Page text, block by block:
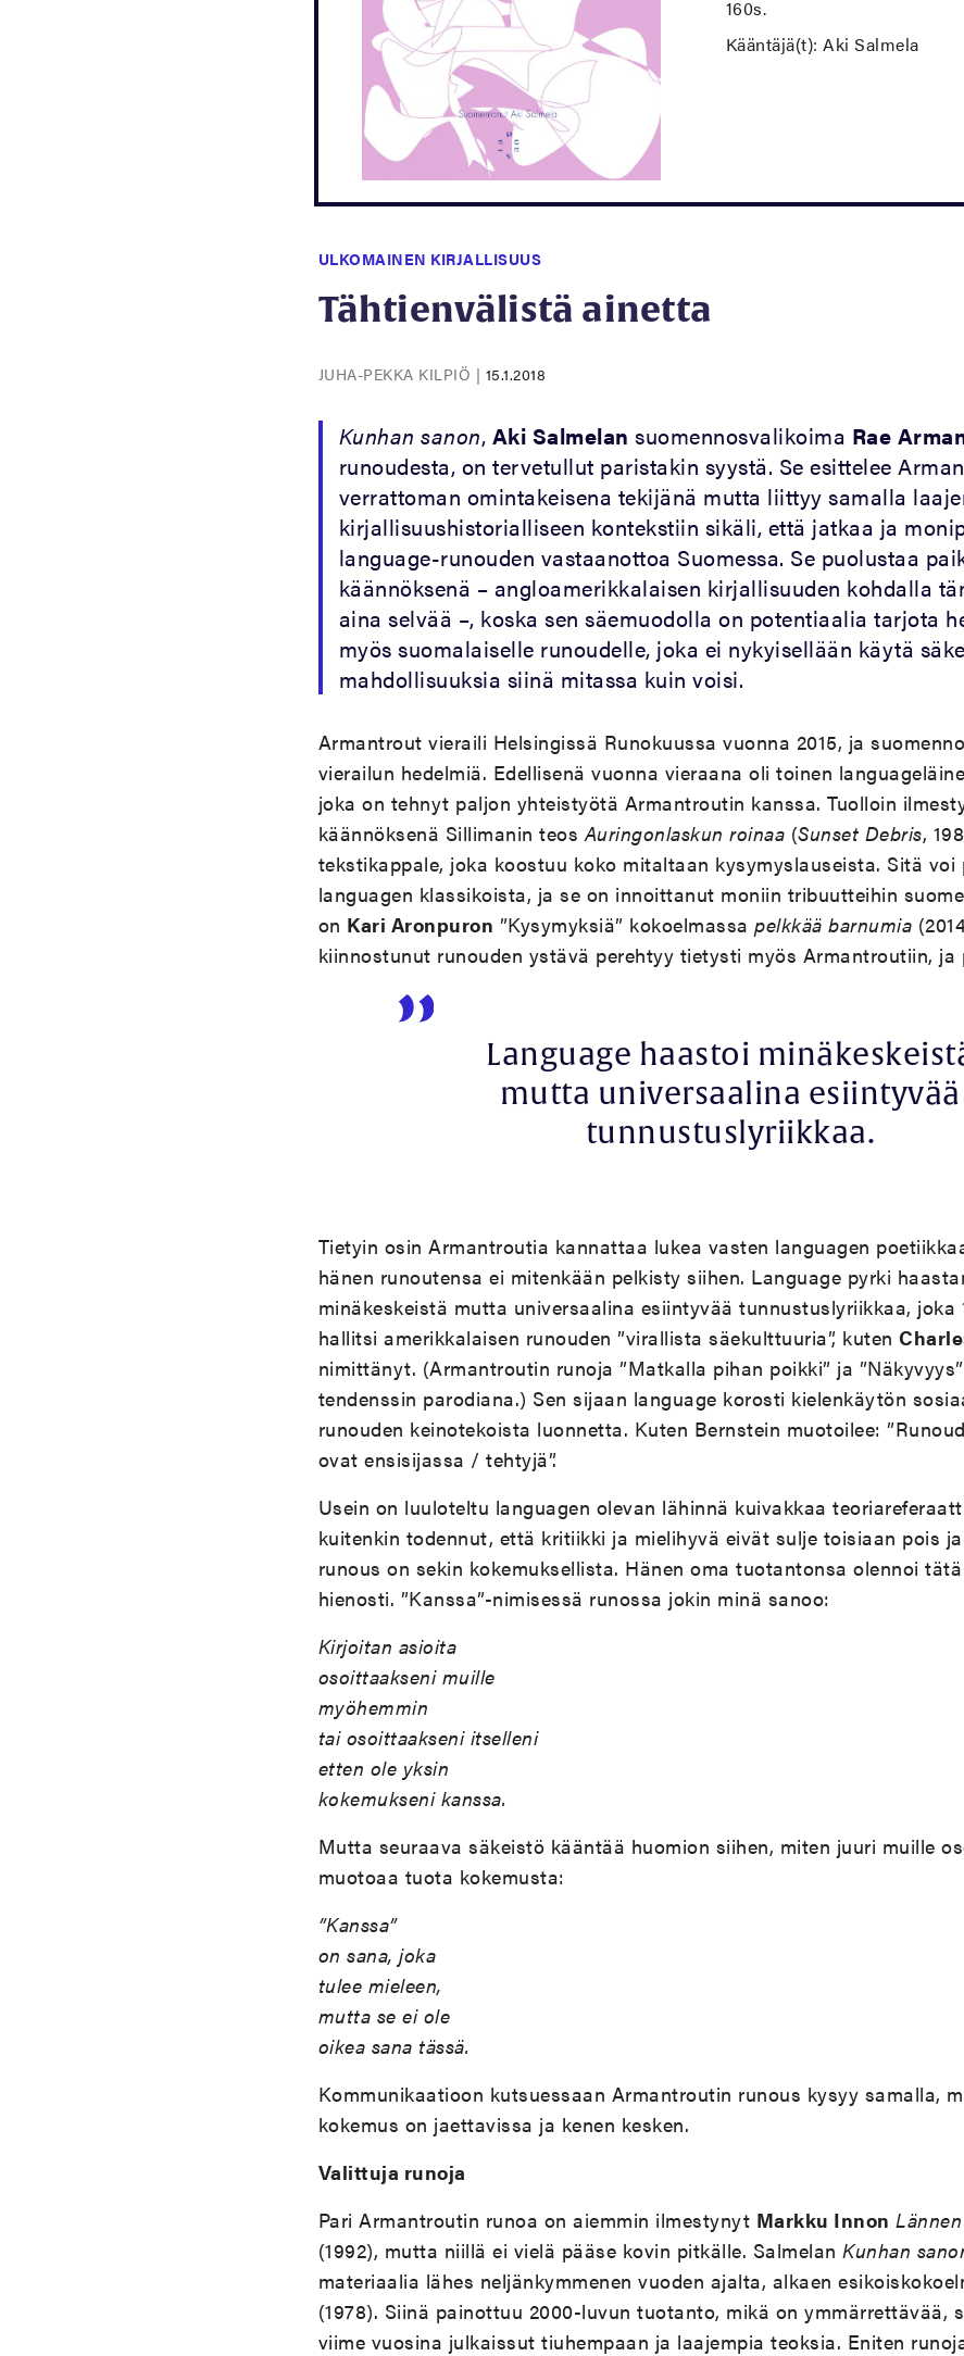
160s.
Kääntäjä(t): Aki Salmela
ULKOMAINEN KIRJALLISUUS
Tähtienvälistä ainetta
JUHA-PEKKA KILPIÖ | 15.1.2018
Kunhan sanon, Aki Salmelan suomennosvalikoima Rae
runoudesta, on tervetullut paristakin syystä. Se esittelee
verrattoman omintakeisena tekijänä mutta liittyy samalla
kirjallisuushistorialliseen kontekstiin sikäli, että jatkaa ja
language-runouden vastaanottoa Suomessa. Se puolustaa
käännöksenä – angloamerikkalaisen kirjallisuuden kohdalla
aina selvää –, koska sen säemuodolla on potentiaalia tarjota
myös suomalaiselle runoudelle, joka ei nykyisellään käytä
mahdollisuuksia siinä mitassa kuin voisi.
Armantrout vieraili Helsingissä Runokuussa vuonna 2015, ja
vierailun hedelmiä. Edellisenä vuonna vieraana oli toinen
joka on tehnyt paljon yhteistyötä Armantroutin kanssa. Tuolloin
käännöksenä Sillimanin teosAuringonlaskun roinaa (Sunset Debris,
tekstikappale, joka koostuu koko mitaltaan kysymyslauseista. Sitä voi
languagen klassikoista, ja se on innoittanut moniin tribuutteihin
on Kari Aronpuron ”Kysymyksiä” kokoelmassa pelkkää barnumia
kiinnostunut runouden ystävä perehtyy tietysti myös Armantroutiin, ja
Language haastoi
mutta universaalina esiintyvää
tunnustuslyriikkaa.
Tietyin osin Armantroutia kannattaa lukea vasten languagen
hänen runoutensa ei mitenkään pelkisty siihen. Language pyrki
minäkeskeistä mutta universaalina esiintyvää tunnustuslyriikkaa, joka
hallitsi amerikkalaisen runouden ”virallista säekulttuuria”, kuten
nimittänyt. (Armantroutin runoja ”Matkalla pihan poikki” ja
tendenssin parodiana.) Sen sijaan language korosti kielenkäytön
runouden keinotekoista luonnetta. Kuten Bernstein muotoilee:
ovat ensisijassa / tehtyjä”.
Usein on luuloteltu languagen olevan lähinnä kuivakkaa
kuitenkin todennut, että kritiikki ja mielihyvä eivät sulje toisiaan pois
runous on sekin kokemuksellista. Hänen oma tuotantonsa olennoi
hienosti. ”Kanssa”-nimisessä runossa jokin minä sanoo:
Kirjoitan asioita
osoittaakseni muille
myöhemmin
tai osoittaakseni itselleni
etten ole yksin
kokemukseni kanssa.
Mutta seuraava säkeistö kääntää huomion siihen, miten juuri muille
muotoaa tuota kokemusta:
”Kanssa”
on sana, joka
tulee mieleen,
mutta se ei ole
oikea sana tässä.
Kommunikaatioon kutsuessaan Armantroutin runous kysyy samalla,
kokemus on jaettavissa ja kenen kesken.
Valittuja runoja
Pari Armantroutin runoa on aiemmin ilmestynyt Markku Innon
(1992), mutta niillä ei vielä pääse kovin pitkälle. Salmelan Kunhan
materiaalia lähes neljänkymmenen vuoden ajalta, alkaen
(1978). Siinä painottuu 2000-luvun tuotanto, mikä on ymmärrettävää,
viime vuosina julkaissut tiuhempaan ja laajempia teoksia. Eniten